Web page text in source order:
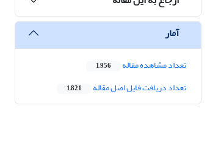
آمار
تعداد مشاهده مقاله 1,956
تعداد دریافت فایل اصل مقاله 1,821